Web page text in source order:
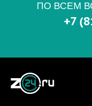
ПО ВСЕМ
+7